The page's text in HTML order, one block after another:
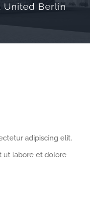
United Berlin
adipiscing elit,
ut labore et dolore